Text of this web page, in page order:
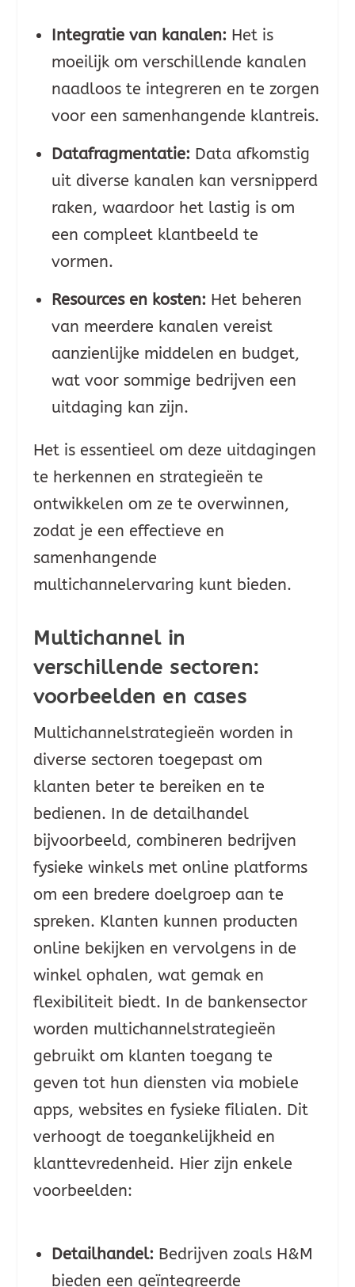
Integratie van kanalen: Het is
moeilijk om verschillende kanalen
naadloos te integreren en te zorgen
voor een samenhangende klantreis.
Datafragmentatie: Data afkomstig
uit diverse kanalen kan versnipperd
raken, waardoor het lastig is om
een compleet klantbeeld te
vormen.
Resources en kosten: Het beheren
van meerdere kanalen vereist
aanzienlijke middelen en budget,
wat voor sommige bedrijven een
uitdaging kan zijn.
Het is essentieel om deze uitdagingen
te herkennen en strategieën te
ontwikkelen om ze te overwinnen,
zodat je een effectieve en
samenhangende
multichannelervaring kunt bieden.
Multichannel in
verschillende sectoren:
voorbeelden en cases
Multichannelstrategieën worden in
diverse sectoren toegepast om
klanten beter te bereiken en te
bedienen. In de detailhandel
bijvoorbeeld, combineren bedrijven
fysieke winkels met online platforms
om een bredere doelgroep aan te
spreken. Klanten kunnen producten
online bekijken en vervolgens in de
winkel ophalen, wat gemak en
flexibiliteit biedt. In de bankensector
worden multichannelstrategieën
gebruikt om klanten toegang te
geven tot hun diensten via mobiele
apps, websites en fysieke filialen. Dit
verhoogt de toegankelijkheid en
klanttevredenheid. Hier zijn enkele
voorbeelden:
Detailhandel: Bedrijven zoals H&M
bieden een geïntegreerde